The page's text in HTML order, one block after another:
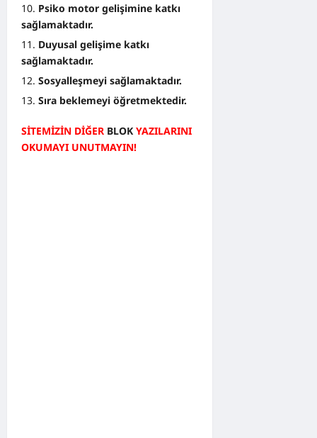
Psiko motor gelişimine katkı
sağlamaktadır.
Duyusal gelişime katkı
sağlamaktadır.
Sosyalleşmeyi sağlamaktadır.
Sıra beklemeyi öğretmektedir.
SİTEMİZİN DİĞER BLOK YAZILARINI
OKUMAYI UNUTMAYIN!